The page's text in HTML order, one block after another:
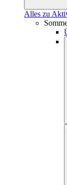
Alles zu